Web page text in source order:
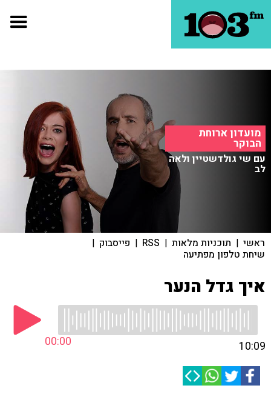
מועדון ארוחת
הבוקר
עם שי גולדשטיין ולאה
לב
ראשי | תוכניות מלאות |
RSS
| פייסבוק |
שיחת טלפון מפתיעה
איך גדל הנער
00:00 10:09